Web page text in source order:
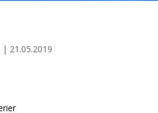
| 21.05.2019